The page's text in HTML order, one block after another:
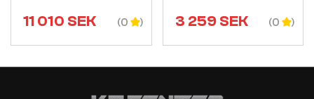
11 010 SEK (0 3 259SEK (0